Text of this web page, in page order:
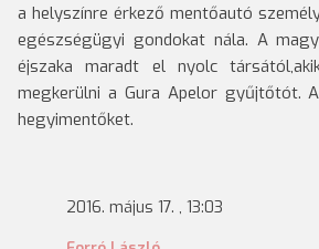
a helyszínre érkező mentőautó
egészségügyi gondokat nála. A
éjszaka maradt el nyolc
megkerülni a Gura Apelor gyűjtőtót.
hegyimentőket.
2016. május 17. , 13:03